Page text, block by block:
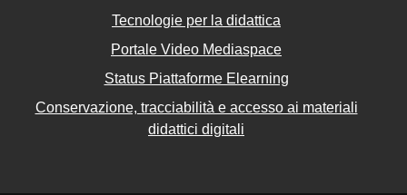
Tecnologie per la didattica
Portale Video Mediaspace
Status Piattaforme Elearning
Conservazione, tracciabilità e accesso ai materiali
didattici digitali